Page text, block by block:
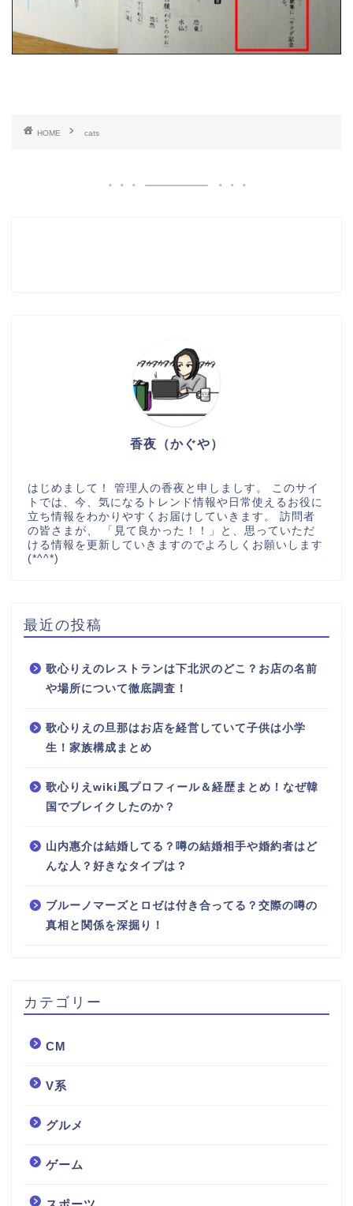
HOME cats
香夜（かぐや）
はじめまして！ 管理人の香夜と申しましす。 このサイ
トでは、今、気になるトレンド情報や日常使えるお役に
立ち情報をわかりやすくお届けしていきます。 訪問者
の皆さまが、 「見て良かった！！」と、思っていただ
ける情報を更新していきますのでよろしくお願いします
(*^^*)
最近の投稿
歌心りえのレストランは下北沢のどこ？お店の名前
や場所について徹底調査！
歌心りえの旦那はお店を経営していて子供は小学
生！家族構成まとめ
歌心りえwiki風プロフィール＆経歴まとめ！なぜ韓
国でブレイクしたのか？
山内惠介は結婚してる？噂の結婚相手や婚約者はど
んな人？好きなタイプは？
ブルーノマーズとロゼは付き合ってる？交際の噂の
真相と関係を深掘り！
カテゴリー
CM
V系
グルメ
ゲーム